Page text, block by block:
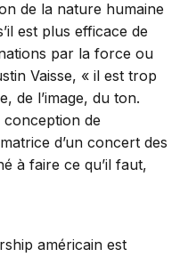
de la nature humaine
est plus efficace de
par la force ou
Vaisse, « il est trop
de l’image, du ton.
conception de
d’un concert des
à faire ce qu’il faut,
américain est